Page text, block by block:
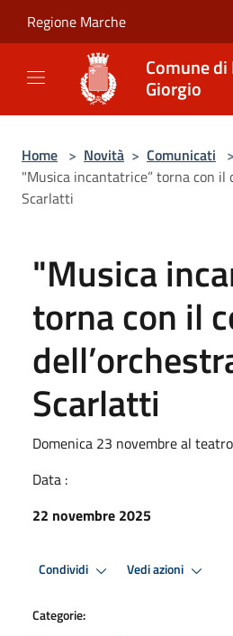
Regione Marche
Comune
Giorgio
Home > Novità > Comunicati >
"Musica incantatrice” torna con il
Scarlatti
"Musica
torna con il
Scarlatti
Domenica 23 novembre al
Data :
22 novembre 2025
Condividi Vedi azioni
Categorie: